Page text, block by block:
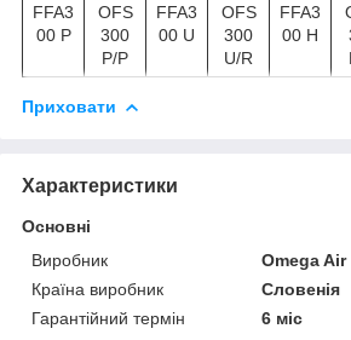
FFA3
00 P
OFS
300
P/P
FFA3
00 U
OFS
300
U/R
FFA3
00 H
Приховати
Характеристики
Основні
Виробник
Omega Air
Країна виробник
Словенія
Гарантійний термін
6 міс